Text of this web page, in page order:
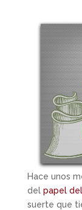
Hace unos
del papel
suerte que